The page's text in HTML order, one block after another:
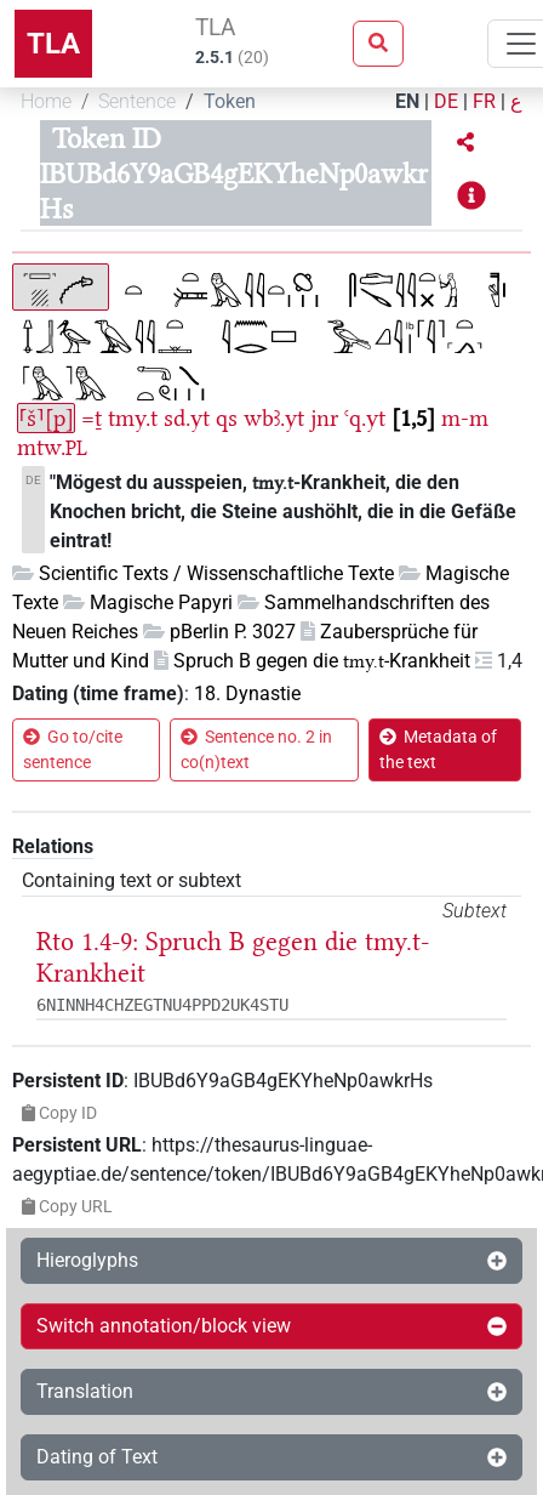
TLA TLA
2.5.1 (20)
Home Sentence Token EN | DE | FR | ع
Token ID
IBUBd6Y9aGB4gEKYheNp0awkr
Hs
⸢š⸣[p] =ṯ tmy.t sd.yt qs wbꜣ.yt jnr ꜥq.yt 1,5 m-m
mtw.PL
DE "Mögest du ausspeien,tmy.t-Krankheit, die den
Knochen bricht, die Steine aushöhlt, die in die Gefäße
eintrat!
Scientific Texts / Wissenschaftliche Texte
Magische
Texte
Magische Papyri
Sammelhandschriften des
Neuen Reiches
pBerlin P. 3027
Zaubersprüche für
Mutter und Kind
Spruch B gegen die tmy.t-Krankheit
1,4
Dating (time frame): 18. Dynastie
Go to/cite
sentence
Sentence no. 2 in
co(n)text
Metadata of
the text
Relations
Containing text or subtext
Subtext
Rto 1.4-9: Spruch B gegen die tmy.t-
Krankheit
6NINNH4CHZEGTNU4PPD2UK4STU
Persistent ID: IBUBd6Y9aGB4gEKYheNp0awkrHs
Copy ID
Persistent URL: https://thesaurus-linguae-
aegyptiae.de/sentence/token/
Copy URL
Hieroglyphs
Switch annotation/block view
Translation
Dating of Text